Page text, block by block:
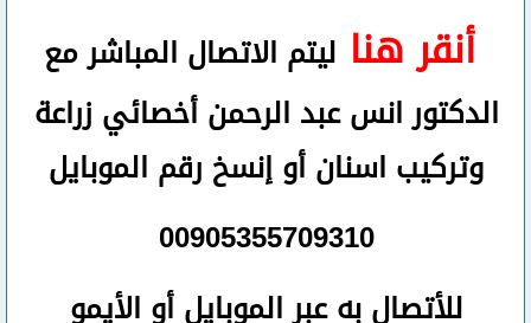
أنقر هنا ليتم الاتصال المباشر مع
الدكتور انس عبد الرحمن أخصائي زراعة
وتركيب اسنانأوإنسخ رقم الموبايل
00905355709310
للأتصالبه عبر الموبايل أو الأيمو